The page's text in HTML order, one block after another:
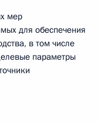
мер
для обеспечения
в том числе
параметры